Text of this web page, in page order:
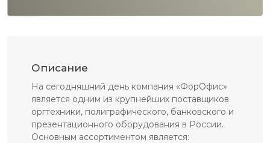
Описание
На сегодняшний день компания «ФорОфис»
является одним из крупнейших поставщиков
оргтехники, полиграфического, банковского и
презентационного оборудования в России.
Основным ассортиментом является: